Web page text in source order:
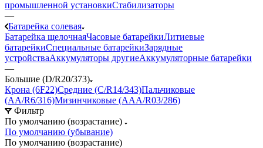
промышленной установкиСтабилизаторы
—
Батарейка солевая
Батарейка щелочнаяЧасовые батарейкиЛитиевые
батарейкиСпециальные батарейкиЗарядные
устройстваАккумуляторы другиеАккумуляторные батарейки
—
Большие (D/R20/373)
Крона (6F22)Средние (C/R14/343)Пальчиковые
(AA/R6/316)Мизинчиковые (AAA/R03/286)
Фильтр
По умолчанию (возрастание)
По умолчанию (убывание)
По умолчанию (возрастание)